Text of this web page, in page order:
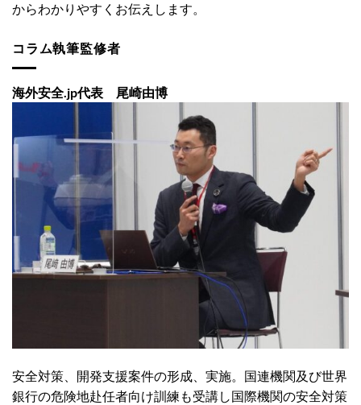
からわかりやすくお伝えします。
コラム執筆監修者
海外安全.jp代表 尾崎由博
安全対策、開発支援案件の形成、実施。国連機関及び世界
銀行の危険地赴任者向け訓練も受講し国際機関の安全対策